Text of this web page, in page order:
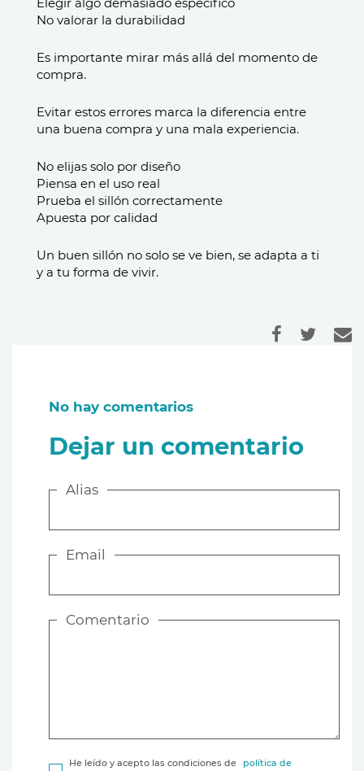
No valorar la durabilidad
Es importante mirar más allá del momento de
compra.
Evitar estos errores marca la diferencia entre
una buena compra y una mala experiencia.
No elijas solo por diseño
Piensa en el uso real
Prueba el sillón correctamente
Apuesta por calidad
Un buen sillón no solo se ve bien, se adapta a ti
y a tu forma de vivir.
No hay comentarios
Dejar un comentario
Alias
Email
Comentario
He leído y acepto las condiciones de
política de